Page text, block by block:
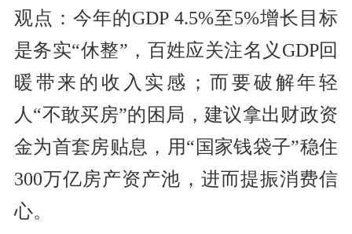
观点：今年的GDP 4.5%至5%增长目标
是务实“休整”，百姓应关注名义GDP回
暖带来的收入实感；而要破解年轻
人“不敢买房”的困局，建议拿出财政资
金为首套房贴息，用“国家钱袋子”稳住
300万亿房产资产池，进而提振消费信
心。